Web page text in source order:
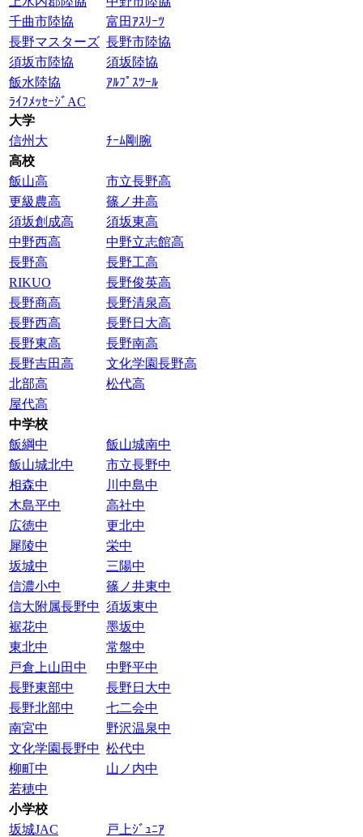
千曲市陸協
富田ｱｽﾘｰﾂ
長野マスターズ 長野市陸協
須坂市陸協
須坂陸協
飯水陸協
ｱﾙﾌﾟｽﾂｰﾙ
ﾗｲﾌﾒｯｾｰｼﾞAC
大学
信州大
ﾁｰﾑ剛腕
高校
飯山高
市立長野高
更級農高
篠ノ井高
須坂創成高
須坂東高
中野西高
中野立志館高
長野高
長野工高
RIKUO
長野俊英高
長野商高
長野清泉高
長野西高
長野日大高
長野東高
長野南高
長野吉田高
文化学園長野高
北部高
松代高
屋代高
中学校
飯綱中
飯山城南中
飯山城北中
市立長野中
相森中
川中島中
木島平中
高社中
広徳中
更北中
犀陵中
栄中
坂城中
三陽中
信濃小中
篠ノ井東中
信大附属長野中 須坂東中
裾花中
墨坂中
東北中
常盤中
戸倉上山田中
中野平中
長野東部中
長野日大中
長野北部中
七二会中
南宮中
野沢温泉中
文化学園長野中 松代中
柳町中
山ノ内中
若穂中
小学校
坂城JAC
戸上ｼﾞｭﾆｱ